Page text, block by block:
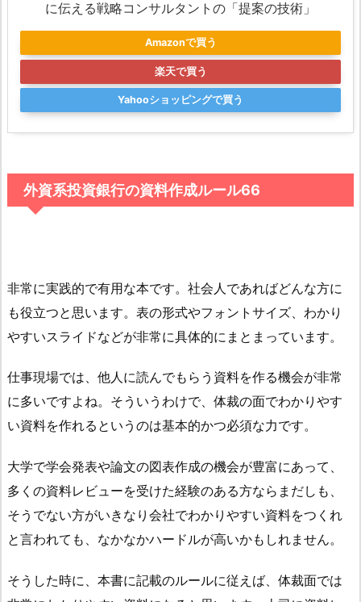
に伝える戦略コンサルタントの「提案の技術」
Amazonで買う
楽天で買う
Yahooショッピングで買う
外資系投資銀行の資料作成ルール66
非常に実践的で有用な本です。社会人であればどんな方に
も役立つと思います。表の形式やフォントサイズ、わかり
やすいスライドなどが非常に具体的にまとまっています。
仕事現場では、他人に読んでもらう資料を作る機会が非常
に多いですよね。そういうわけで、体裁の面でわかりやす
い資料を作れるというのは基本的かつ必須な力です。
大学で学会発表や論文の図表作成の機会が豊富にあって、
多くの資料レビューを受けた経験のある方ならまだしも、
そうでない方がいきなり会社でわかりやすい資料をつくれ
と言われても、なかなかハードルが高いかもしれません。
そうした時に、本書に記載のルールに従えば、体裁面では